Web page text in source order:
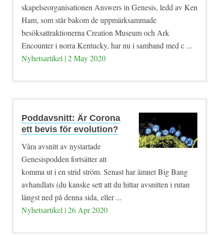
skapelseorganisationen Answers in Genesis, ledd av Ken
Ham, som står bakom de uppmärksammade
besöksattraktionerna Creation Museum och Ark
Encounter i norra Kentucky, har nu i samband med c ...
Nyhetsartikel | 2 May 2020
Poddavsnitt: Är Corona
ett bevis för evolution?
Våra avsnitt av nystartade
Genesispodden fortsätter att
komma ut i en strid ström. Senast har ämnet Big Bang
avhandlats (du kanske sett att du hittar avsnitten i rutan
längst ned på denna sida, eller ...
Nyhetsartikel | 26 Apr 2020